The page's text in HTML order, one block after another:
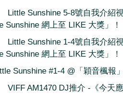
Little Sunshine 5-8號自我介紹
Sunshine 網上至 LIKE 大獎」！
Little Sunshine 1-4號自我介紹
Sunshine 網上至 LIKE 大獎」！
Sunshine #1-4 @「穎音楓報
VIFF AM1470 DJ推介 -《今天